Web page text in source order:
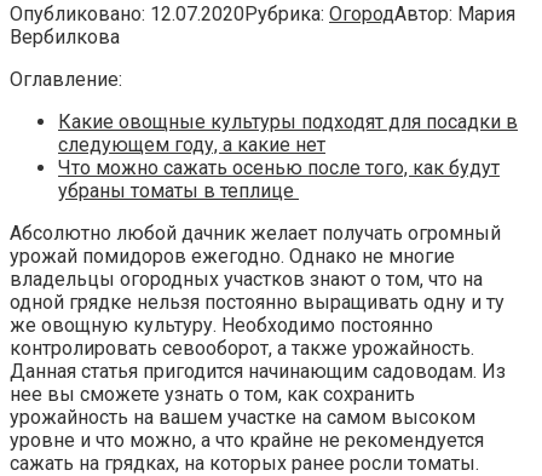
Опубликовано: 12.07.2020Рубрика: ОгородАвтор: Мария
Вербилкова
Оглавление:
Какие овощные культуры подходят для посадки в
следующем году, а какие нет
Что можно сажать осенью после того, как будут
убраны томаты в теплице
Абсолютно любой дачник желает получать огромный
урожай помидоров ежегодно. Однако не многие
владельцы огородных участков знают о том, что на
одной грядке нельзя постоянно выращивать одну и ту
же овощную культуру. Необходимо постоянно
контролировать севооборот, а также урожайность.
Данная статья пригодится начинающим садоводам. Из
нее вы сможете узнать о том, как сохранить
урожайность на вашем участке на самом высоком
уровне и что можно, а что крайне не рекомендуется
сажать на грядках, на которых ранее росли томаты.